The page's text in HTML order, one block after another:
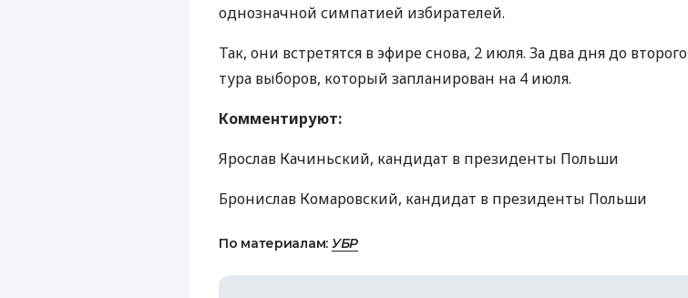
однозначной симпатией избирателей.
Так, они встретятся в эфире снова, 2 июля. За два дня до второго
тура выборов, который запланирован на 4 июля.
Комментируют:
Ярослав Качиньский, кандидат в президенты Польши
Бронислав Комаровский, кандидат в президенты Польши
По материалам: УБР